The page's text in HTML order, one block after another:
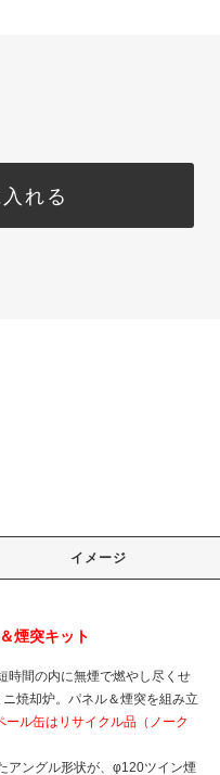
れる
イメージ
煙突キット
時間の内に無煙で燃やし尽くせ
焼却炉。パネル＆煙突を組み立
ル缶はリサイクル品（ノーク
アングル形状が、φ120ツイン煙